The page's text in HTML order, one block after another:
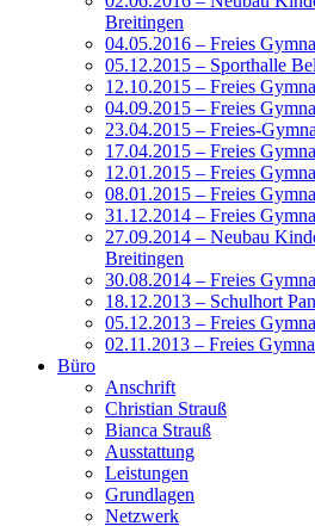
Breitingen
04.05.2016 – Freies
05.12.2015 – Sporthalle
12.10.2015 – Freies
04.09.2015 – Freies
23.04.2015 – Freies-
17.04.2015 – Freies
12.01.2015 – Freies
08.01.2015 – Freies
31.12.2014 – Freies
27.09.2014 – Neubau
Breitingen
30.08.2014 – Freies
18.12.2013 – Schulhort
05.12.2013 – Freies
02.11.2013 – Freies
Büro
Anschrift
Christian Strauß
Bianca Strauß
Ausstattung
Leistungen
Grundlagen
Netzwerk